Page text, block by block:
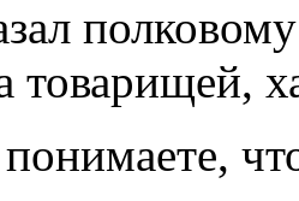
товарищей,